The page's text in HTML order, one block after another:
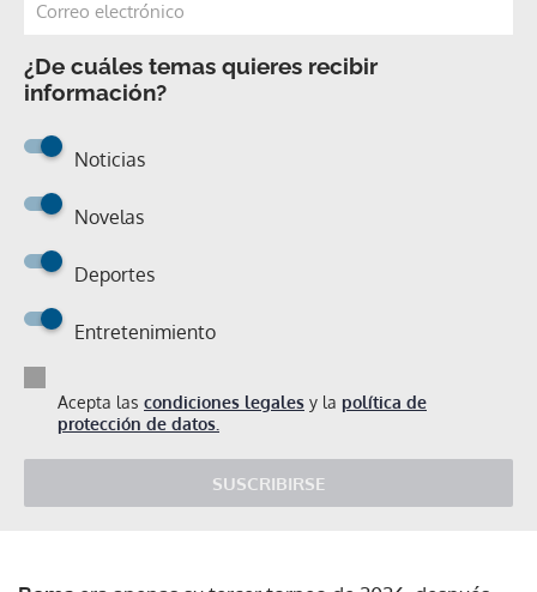
¿De cuáles temas quieres recibir
información?
Noticias
Novelas
Deportes
Entretenimiento
Acepta las condiciones legales y la política de
protección de datos.
SUSCRIBIRSE